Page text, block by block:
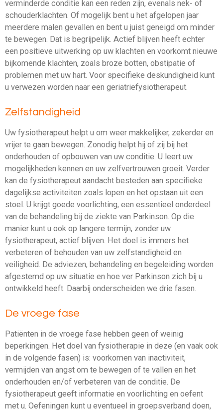
verminderde conditie kan een reden zijn, evenals nek- of
schouderklachten. Of mogelijk bent u het afgelopen jaar
meerdere malen gevallen en bent u juist geneigd om minder
te bewegen. Dat is begrijpelijk. Actief blijven heeft echter
een positieve uitwerking op uw klachten en voorkomt nieuwe
bijkomende klachten, zoals broze botten, obstipatie of
problemen met uw hart. Voor specifieke deskundigheid kunt
u verwezen worden naar een geriatriefysiotherapeut.
Zelfstandigheid
Uw fysiotherapeut helpt u om weer makkelijker, zekerder en
vrijer te gaan bewegen. Zonodig helpt hij of zij bij het
onderhouden of opbouwen van uw conditie. U leert uw
mogelijkheden kennen en uw zelfvertrouwen groeit. Verder
kan de fysiotherapeut aandacht besteden aan specifieke
dagelijkse activiteiten zoals lopen en het opstaan uit een
stoel. U krijgt goede voorlichting, een essentieel onderdeel
van de behandeling bij de ziekte van Parkinson. Op die
manier kunt u ook op langere termijn, zonder uw
fysiotherapeut, actief blijven. Het doel is immers het
verbeteren of behouden van uw zelfstandigheid en
veiligheid. De adviezen, behandeling en begeleiding worden
afgestemd op uw situatie en hoe ver Parkinson zich bij u
ontwikkeld heeft. Daarbij onderscheiden we drie fasen.
De vroege fase
Patiënten in de vroege fase hebben geen of weinig
beperkingen. Het doel van fysiotherapie in deze (en vaak ook
in de volgende fasen) is: voorkomen van inactiviteit,
vermijden van angst om te bewegen of te vallen en het
onderhouden en/of verbeteren van de conditie. De
fysiotherapeut geeft informatie en voorlichting en oefent
met u. Oefeningen kunt u eventueel in groepsverband doen,